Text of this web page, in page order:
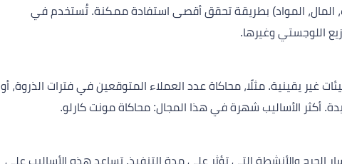
المال، المواد) بطريقة تحقق أقصى استفادة ممكنة. تُستخدم في
اللوجستي وغيرها.
غير يقينية. مثلًا، محاكاة عدد العملاء المتوقعين في فترات الذروة، أو
أكثر الأساليب شهرة في هذا المجال: محاكاة مونت كارلو.
الحرج والأنشطة التي تؤثر على مدة التنفيذ. تساعد هذه الأساليب على